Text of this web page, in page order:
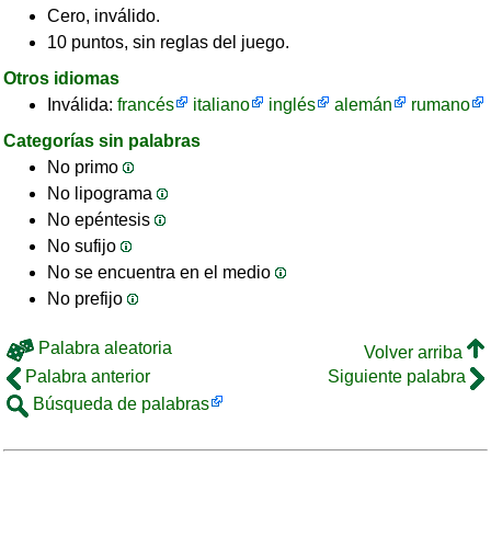
Cero, inválido.
10 puntos, sin reglas del juego.
Otros idiomas
Inválida: francés italiano inglés alemán
rumano
Categorías sin palabras
No primo
No lipograma
No epéntesis
No sufijo
No se encuentra en el medio
No prefijo
Palabra aleatoria
Volver arriba
Palabra anterior
Siguiente palabra
Búsqueda de palabras